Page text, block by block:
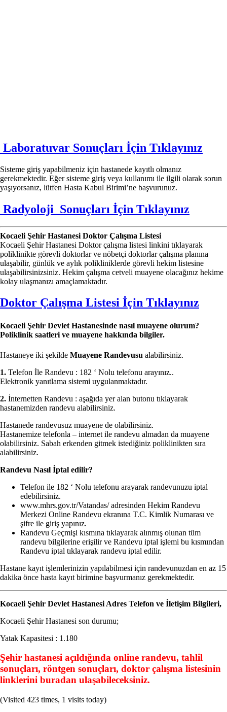
Laboratuvar Sonuçları İçin Tıklayınız
Sisteme giriş yapabilmeniz için hastanede kayıtlı olmanız
gerekmektedir. Eğer sisteme giriş veya kullanımı ile ilgili olarak sorun
yaşıyorsanız, lütfen Hasta Kabul Birimi’ne başvurunuz.
Radyoloji Sonuçları İçin Tıklayınız
Kocaeli Şehir Hastanesi Doktor Çalışma Listesi
Kocaeli Şehir Hastanesi Doktor çalışma listesi linkini tıklayarak
poliklinikte görevli doktorlar ve nöbetçi doktorlar çalışma planına
ulaşabilir, günlük ve aylık polikliniklerde görevli hekim listesine
ulaşabilirsinizsiniz. Hekim çalışma cetveli muayene olacağınız hekime
kolay ulaşmanızı amaçlamaktadır.
Doktor Çalışma Listesi İçin Tıklayınız
Kocaeli Şehir Devlet Hastanesinde nasıl muayene olurum?
Poliklinik saatleri ve muayene hakkında bilgiler.
Hastaneye iki şekilde Muayene Randevusu alabilirsiniz.
1. Telefon İle Randevu : 182 ‘ Nolu telefonu arayınız..
Elektronik yanıtlama sistemi uygulanmaktadır.
2. İnternetten Randevu : aşağıda yer alan butonu tıklayarak
hastanemizden randevu alabilirsiniz.
Hastanede randevusuz muayene de olabilirsiniz.
Hastanemize telefonla – internet ile randevu almadan da muayene
olabilirsiniz. Sabah erkenden gitmek istediğiniz poliklinikten sıra
alabilirsiniz.
Randevu Nasıl İptal edilir?
Telefon ile 182 ‘ Nolu telefonu arayarak randevunuzu iptal
edebilirsiniz.
www.mhrs.gov.tr/Vatandas/ adresinden Hekim Randevu
Merkezi Online Randevu ekranına T.C. Kimlik Numarası ve
şifre ile giriş yapınız.
Randevu Geçmişi kısmına tıklayarak alınmış olunan tüm
randevu bilgilerine erişilir ve Randevu iptal işlemi bu kısmından
Randevu iptal tıklayarak randevu iptal edilir.
Hastane kayıt işlemlerinizin yapılabilmesi için randevunuzdan en az 15
dakika önce hasta kayıt birimine başvurmanız gerekmektedir.
Kocaeli Şehir Devlet Hastanesi Adres Telefon ve İletişim Bilgileri,
Kocaeli Şehir Hastanesi son durumu;
Yatak Kapasitesi : 1.180
Şehir hastanesi açıldığında online randevu, tahlil
sonuçları, röntgen sonuçları, doktor çalışma listesinin
linklerini buradan ulaşabileceksiniz.
(Visited 423 times, 1 visits today)